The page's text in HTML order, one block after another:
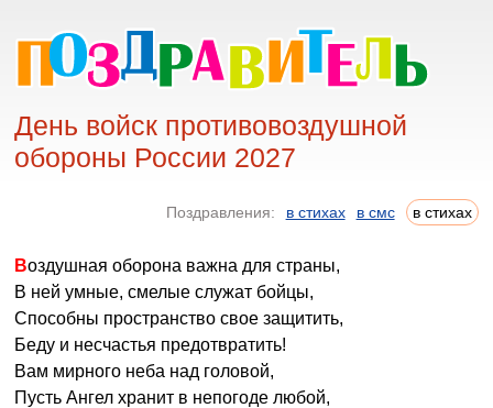
День войск противовоздушной
обороны России 2027
Поздравления: в стихах в смс в стихах
Воздушная оборона важна для страны,
В ней умные, смелые служат бойцы,
Способны пространство свое защитить,
Беду и несчастья предотвратить!
Вам мирного неба над головой,
Пусть Ангел хранит в непогоде любой,